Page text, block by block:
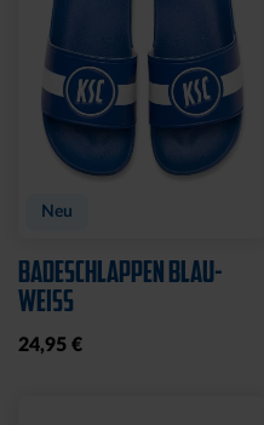
Neu
BADESCHLAPPEN BLAU-
WEISS
24,95 €